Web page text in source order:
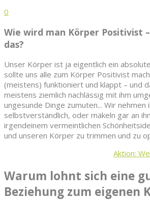
0
Wie wird man Körper Positivist
das?
Unser Körper ist ja eigentlich ein
sollte uns alle zum Körper Positivist
(meistens) funktioniert und klappt – und
meistens ziemlich nachlässig mit ihm
ungesunde Dinge zumuten... Wir nehmen
selbstverständlich, oder mäkeln gar an
irgendeinem vermeintlichen
und unseren Körper zu trimmen und zu
Aktion:
Warum lohnt sich eine
Beziehung zum eigenen